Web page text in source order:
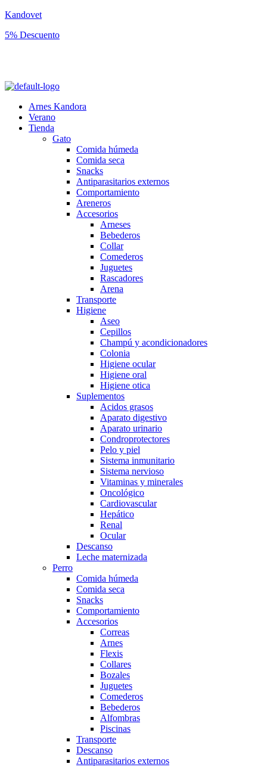
Kandovet
5% Descuento
Arnes Kandora
Verano
Tienda
Gato
Comida húmeda
Comida seca
Snacks
Antiparasitarios externos
Comportamiento
Areneros
Accesorios
Arneses
Bebederos
Collar
Comederos
Juguetes
Rascadores
Arena
Transporte
Higiene
Aseo
Cepillos
Champú y acondicionadores
Colonia
Higiene ocular
Higiene oral
Higiene otica
Suplementos
Acidos grasos
Aparato digestivo
Aparato urinario
Condroprotectores
Pelo y piel
Sistema inmunitario
Sistema nervioso
Vitaminas y minerales
Oncológico
Cardiovascular
Hepático
Renal
Ocular
Descanso
Leche maternizada
Perro
Comida húmeda
Comida seca
Snacks
Comportamiento
Accesorios
Correas
Arnes
Flexis
Collares
Bozales
Juguetes
Comederos
Bebederos
Alfombras
Piscinas
Transporte
Descanso
Antiparasitarios externos